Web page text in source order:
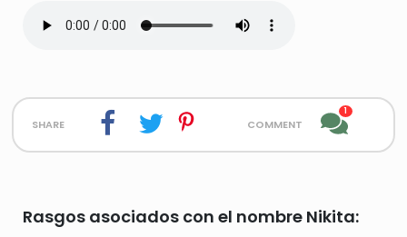
share comment
1
Rasgos asociados con el nombre Nikita: